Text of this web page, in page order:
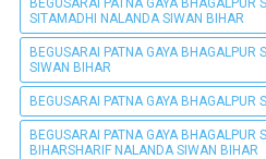
BEGUSARAI PATNA GAYA BHAGALPUR
SITAMADHI NALANDA SIWAN BIHAR
BEGUSARAI PATNA GAYA BHAGALPUR
SIWAN BIHAR
BEGUSARAI PATNA GAYA BHAGALPUR
BEGUSARAI PATNA GAYA BHAGALPUR
BIHARSHARIF NALANDA SIWAN BIHAR